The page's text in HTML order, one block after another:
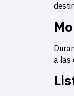
a las